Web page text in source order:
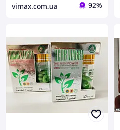
vimax.com.ua 92%